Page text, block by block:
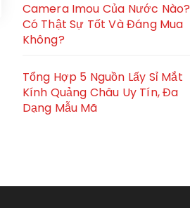
Camera Imou Của Nước Nào?
Có Thật Sự Tốt Và Đáng Mua
Không?
Tổng Hợp 5 Nguồn Lấy Sỉ Mắt
Kính Quảng Châu Uy Tín, Đa
Dạng Mẫu Mã